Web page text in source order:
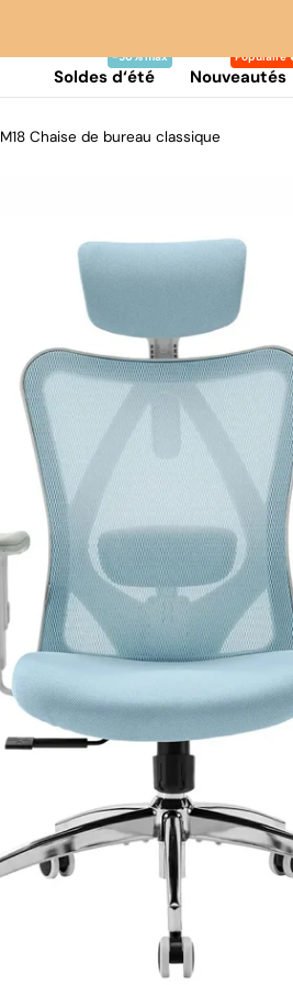
Soldes d‘été Nouveautés
M18 Chaise de bureau classique